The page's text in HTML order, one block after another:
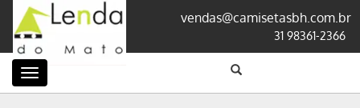
vendas@camisetasbh.com.br
31 98361-2366
Categorias